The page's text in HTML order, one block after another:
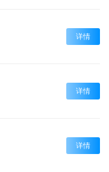
详情
详情
详情